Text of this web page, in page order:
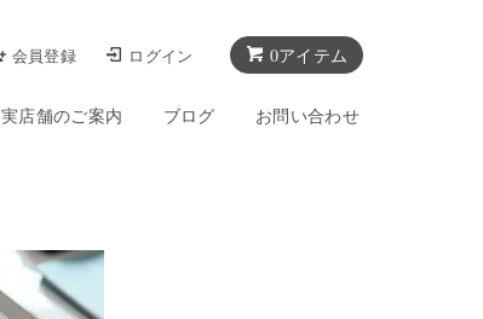
0アイテム
会員登録 ログイン
実店舗のご案内 ブログ お問い合わせ